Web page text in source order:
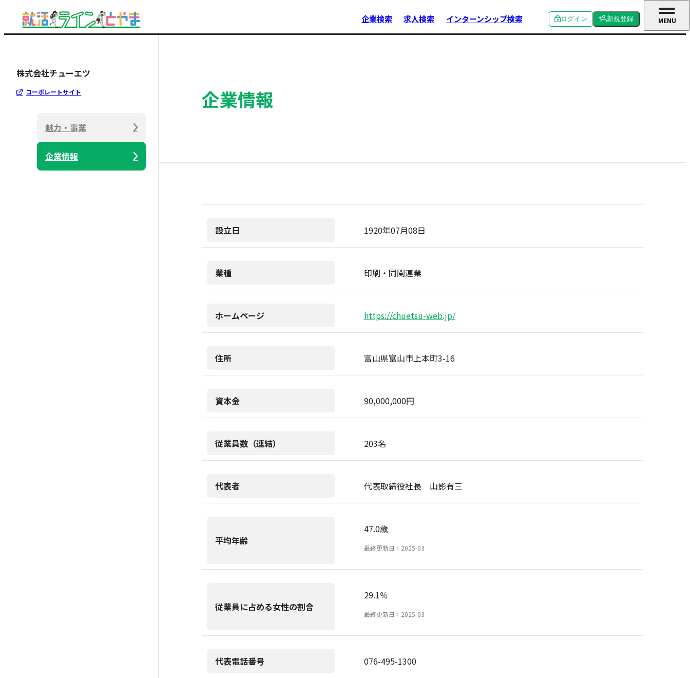
企業検索 求人検索 インターンシップ検索 ログイン 新規登録
株式会社チューエツ
コーポレートサイト
魅力・事業
企業情報
企業情報
設立日 1920年07月08日
業種 印刷・同関連業
ホームページ https://chuetsu-web.jp/
住所 富山県富山市上本町3-16
資本金 90,000,000円
従業員数（連結） 203名
代表者 代表取締役社長 山影有三
平均年齢
47.0歳
最終更新日：2025-03
従業員に占める女性の割合
29.1％
最終更新日：2025-03
代表電話番号 076-495-1300
MENU